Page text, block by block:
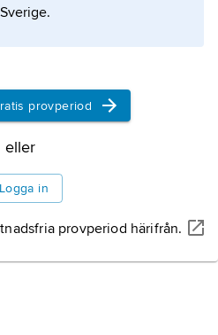
artikeln
provperiod
eller
Logga in
provperiod härifrån.